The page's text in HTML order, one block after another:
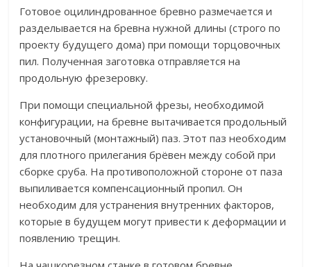
Готовое оцилиндрованное бревно размечается и
разделывается на бревна нужной длины (строго по
проекту будущего дома) при помощи торцовочных
пил. Полученная заготовка отправляется на
продольную фрезеровку.
При помощи специальной фрезы, необходимой
конфигурации, на бревне вытачивается продольный
установочный (монтажный) паз. Этот паз необходим
для плотного прилегания брёвен между собой при
сборке сруба. На противоположной стороне от паза
выпиливается компенсационный пропил. Он
необходим для устранения внутренних факторов,
которые в будущем могут привести к деформации и
появлению трещин.